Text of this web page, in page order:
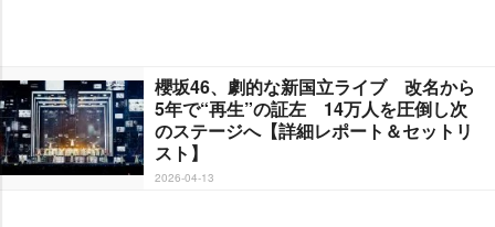
櫻坂46、劇的な新国立ライブ 改名から
5年で“再生”の証左 14万人を圧倒し次
のステージへ【詳細レポート＆セットリ
スト】
2026-04-13